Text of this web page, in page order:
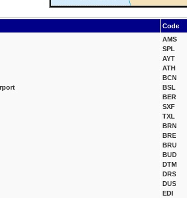
Code
AMS
SPL
AYT
ATH
BCN
BSL
BER
SXF
TXL
BRN
BRE
BRU
BUD
DTM
DRS
DUS
EDI